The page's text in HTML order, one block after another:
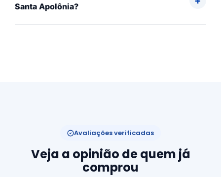
Santa Apolônia?
Avaliações verificadas
Veja a opinião de quem já
comprou